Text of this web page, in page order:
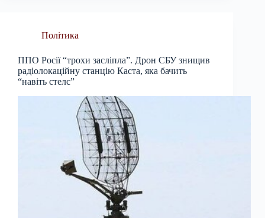
Політика
ППО Росії “трохи засліпла”. Дрон СБУ знищив
радіолокаційну станцію Каста, яка бачить
“навіть стелс”